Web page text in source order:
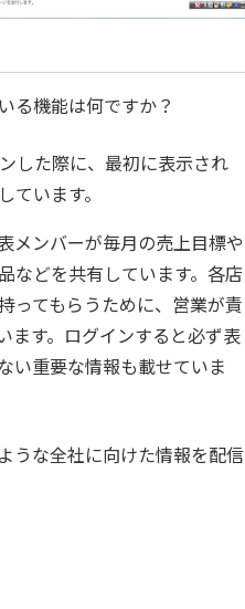
る機能は何ですか？
した際に、最初に表示され
ています。
メンバーが毎月の売上目標や
などを共有しています。各店
ってもらうために、営業が責
ます。ログインすると必ず表
い重要な情報も載せていま
うな全社に向けた情報を配信